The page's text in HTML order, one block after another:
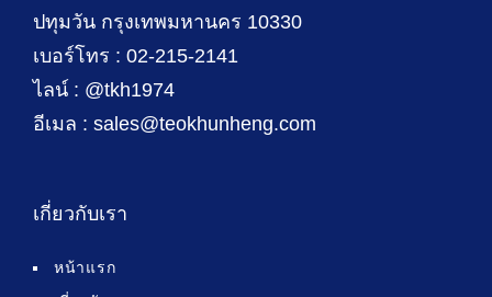
ปทุมวัน กรุงเทพมหานคร 10330
เบอร์โทร : 02-215-2141
ไลน์ : @tkh1974
อีเมล : sales@teokhunheng.com
เกี่ยวกับเรา
หน้าแรก